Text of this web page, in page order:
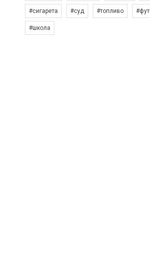
#сигарета #суд #топливо
#школа